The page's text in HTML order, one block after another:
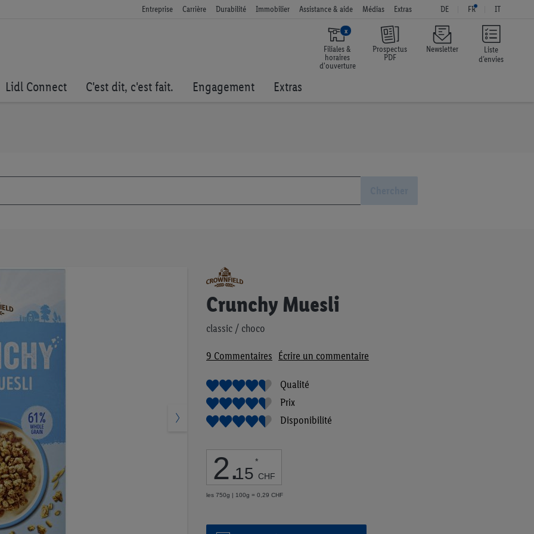
Liste
d’envies
Entreprise Carrière Durabilité Immobilier Assistance & aide Médias Extras DE FR IT
x
Filiales &
horaires
d'ouverture
Prospectus
PDF
Newsletter
Lidl Connect C'est dit, c'est fait. Engagement Extras
Crunchy Muesli
classic / choco
9 Commentaires Écrire un commentaire
Qualité
Prix
Disponibilité
2.15
*
CHF
les 750g | 100g = 0,29 CHF
début
Galerie